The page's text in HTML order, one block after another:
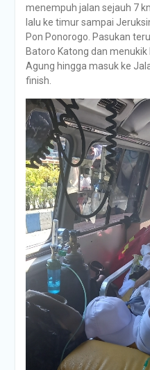
menempuh jalan sejauh 7
lalu ke timur sampai
Pon Ponorogo. Pasukan
Batoro Katong dan
Agung hingga masuk ke
finish.